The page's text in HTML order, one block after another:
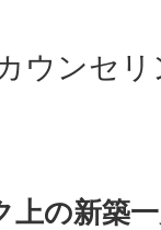
ウンセリ
の新築